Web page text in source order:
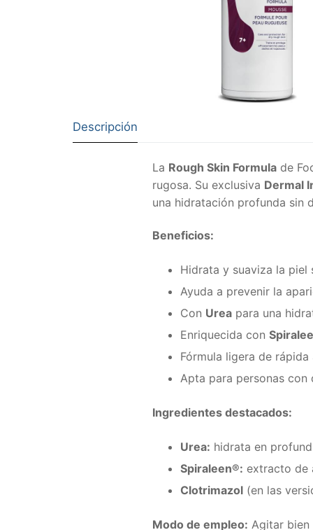
Descripción
La Rough Skin Formulade
rugosa. Su exclusiva Dermal
una hidratación profunda sin
Beneficios:
Hidrata y suaviza la piel
Ayuda a prevenir la
Con Ureapara una
Enriquecida con
Fórmula ligera de rápida
Apta para personas con
Ingredientes destacados:
Urea: hidrata en
Spiraleen®: extracto de
Clotrimazol(en las
Modo de empleo: Agitar bien